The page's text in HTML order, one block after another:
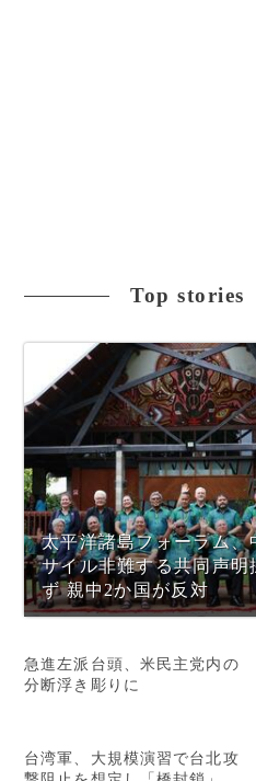
Top stories
太平洋諸島フォーラム、
サイル非難する共同声明
ず 親中2か国が反対
急進左派台頭、米民主党内の
分断浮き彫りに
台湾軍、大規模演習で台北攻